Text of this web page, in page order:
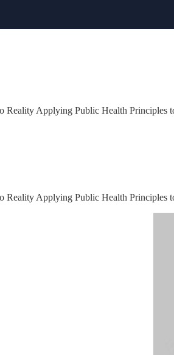
Reality Applying Public Health Principles
Reality Applying Public Health Principles